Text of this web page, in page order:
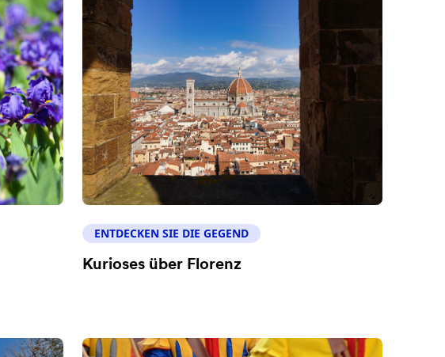
ENTDECKEN SIE DIE GEGEND
Kurioses über Florenz